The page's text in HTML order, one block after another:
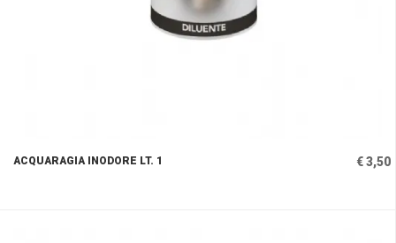
ACQUARAGIA INODORE LT. 1 € 3,50